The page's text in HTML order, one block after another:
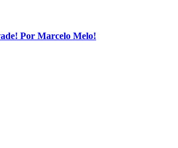
Por Marcelo Melo!